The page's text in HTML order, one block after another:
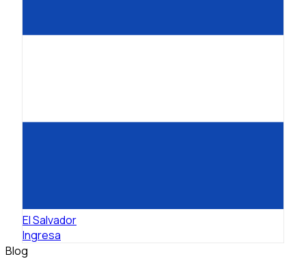
El Salvador
Ingresa
Blog